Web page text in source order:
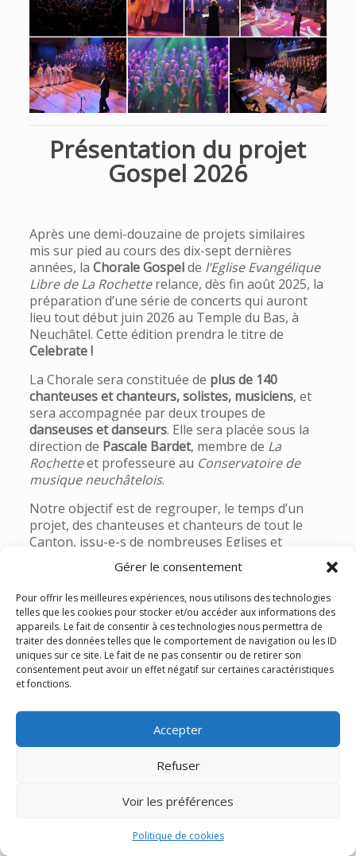
Gérer le consentement
Pour offrir les meilleures expériences, nous utilisons des technologies
telles que les cookies pour stocker et/ou accéder aux informations des
appareils. Le fait de consentir à ces technologies nous permettra de
traiter des données telles que le comportement de navigation ou les ID
uniques sur ce site. Le fait de ne pas consentir ou de retirer son
consentement peut avoir un effet négatif sur certaines caractéristiques
et fonctions.
Accepter
Refuser
Voir les préférences
Politique de cookies
Présentation du projet
Gospel 2026
Après une demi-douzaine de projets similaires
mis sur pied au cours des dix-sept dernières
années, la Chorale Gospelde l’Eglise Evangélique
Libre de La Rochetterelance, dès fin août 2025, la
préparation d’une série de concerts qui auront
lieu tout début juin 2026 au Temple du Bas, à
Neuchâtel. Cette édition prendra le titre de
Celebrate !
La Chorale sera constituée de plus de 140
chanteuses et chanteurs, solistes, musiciens, et
sera accompagnée par deux troupes de
danseuses et danseurs. Elle sera placée sous la
direction de Pascale Bardet, membre de La
Rochetteet professeure au Conservatoire de
musique neuchâtelois.
Notre objectif est de regrouper, le temps d’un
projet, des chanteuses et chanteurs de tout le
Canton, issu-e-s de nombreuses Eglises et
communautés chrétiennes. Nul besoin d’être
membre d’une Eglise particulière ni même d’être
pratiquant-e pour participer. Il est simplement
demandé de respecter les valeurs chrétiennes
véhiculées par le chant Gospel et de s’engager
pour toute la durée du projet.
Pascale Bardetest entourée d’un comitéad hoc
et dirigera cette chorale bénévolement. De ce fait,
partitions et autres débours liés à la préparation
personne aimant chanter du Gospel de nous
le lundi soir de 20h00 à 21h45, à la Chapelle de La
partir du 25 août 2025.